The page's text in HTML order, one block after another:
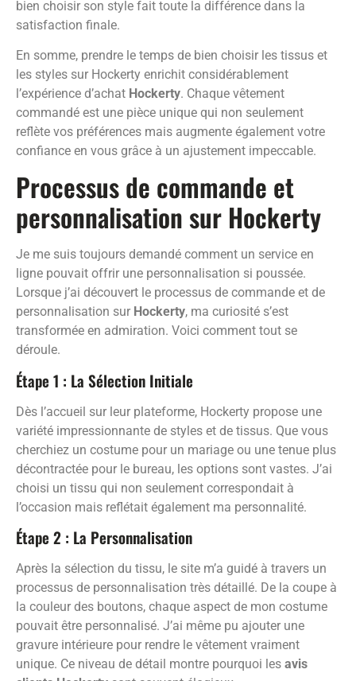
bien choisir son style fait toute la différence dans la
satisfaction finale.
En somme, prendre le temps de bien choisir les tissus et
les styles sur Hockerty enrichit considérablement
l’expérience d’achat Hockerty. Chaque vêtement
commandé est une pièce unique qui non seulement
reflète vos préférences mais augmente également votre
confiance en vous grâce à un ajustement impeccable.
Processus de commande et
personnalisation sur Hockerty
Je me suis toujours demandé comment un service en
ligne pouvait offrir une personnalisation si poussée.
Lorsque j’ai découvert le processus de commande et de
personnalisation sur Hockerty, ma curiosité s’est
transformée en admiration. Voici comment tout se
déroule.
Étape 1 : La Sélection Initiale
Dès l’accueil sur leur plateforme, Hockerty propose une
variété impressionnante de styles et de tissus. Que vous
cherchiez un costume pour un mariage ou une tenue plus
décontractée pour le bureau, les options sont vastes. J’ai
choisi un tissu qui non seulement correspondait à
l’occasion mais reflétait également ma personnalité.
Étape 2 : La Personnalisation
Après la sélection du tissu, le site m’a guidé à travers un
processus de personnalisation très détaillé. De la coupe à
la couleur des boutons, chaque aspect de mon costume
pouvait être personnalisé. J’ai même pu ajouter une
gravure intérieure pour rendre le vêtement vraiment
unique. Ce niveau de détail montre pourquoi les avis